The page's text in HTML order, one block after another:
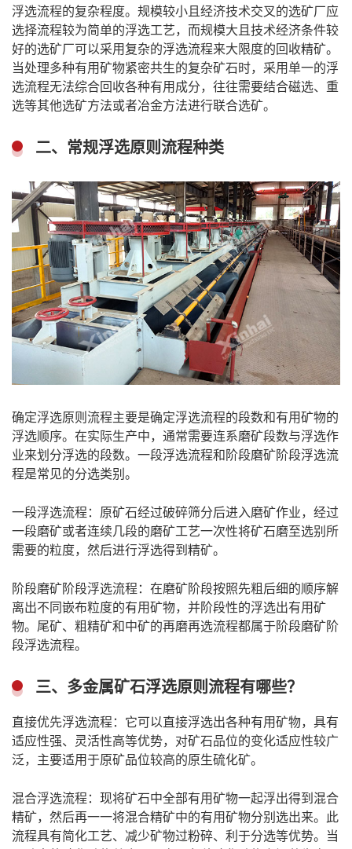
浮选流程的复杂程度。规模较小且经济技术交叉的选矿厂应
选择流程较为简单的浮选工艺，而规模大且技术经济条件较
好的选矿厂可以采用复杂的浮选流程来大限度的回收精矿。
当处理多种有用矿物紧密共生的复杂矿石时，采用单一的浮
选流程无法综合回收各种有用成分，往往需要结合磁选、重
选等其他选矿方法或者冶金方法进行联合选矿。
二、常规浮选原则流程种类
确定浮选原则流程主要是确定浮选流程的段数和有用矿物的
浮选顺序。在实际生产中，通常需要连系磨矿段数与浮选作
业来划分浮选的段数。一段浮选流程和阶段磨矿阶段浮选流
程是常见的分选类别。
一段浮选流程：原矿石经过破碎筛分后进入磨矿作业，经过
一段磨矿或者连续几段的磨矿工艺一次性将矿石磨至选别所
需要的粒度，然后进行浮选得到精矿。
阶段磨矿阶段浮选流程：在磨矿阶段按照先粗后细的顺序解
离出不同嵌布粒度的有用矿物，并阶段性的浮选出有用矿
物。尾矿、粗精矿和中矿的再磨再选流程都属于阶段磨矿阶
段浮选流程。
三、多金属矿石浮选原则流程有哪些？
直接优先浮选流程：它可以直接浮选出各种有用矿物，具有
适应性强、灵活性高等优势，对矿石品位的变化适应性较广
泛，主要适用于原矿品位较高的原生硫化矿。
混合浮选流程：现将矿石中全部有用矿物一起浮出得到混合
精矿，然后再一一将混合精矿中的有用矿物分别选出来。此
流程具有简化工艺、减少矿物过粉碎、利于分选等优势。当